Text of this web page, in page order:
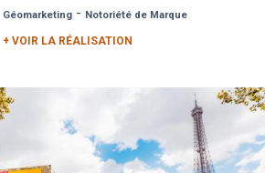
Géomarketing - Notoriété de Marque
+ VOIR LA RÉALISATION